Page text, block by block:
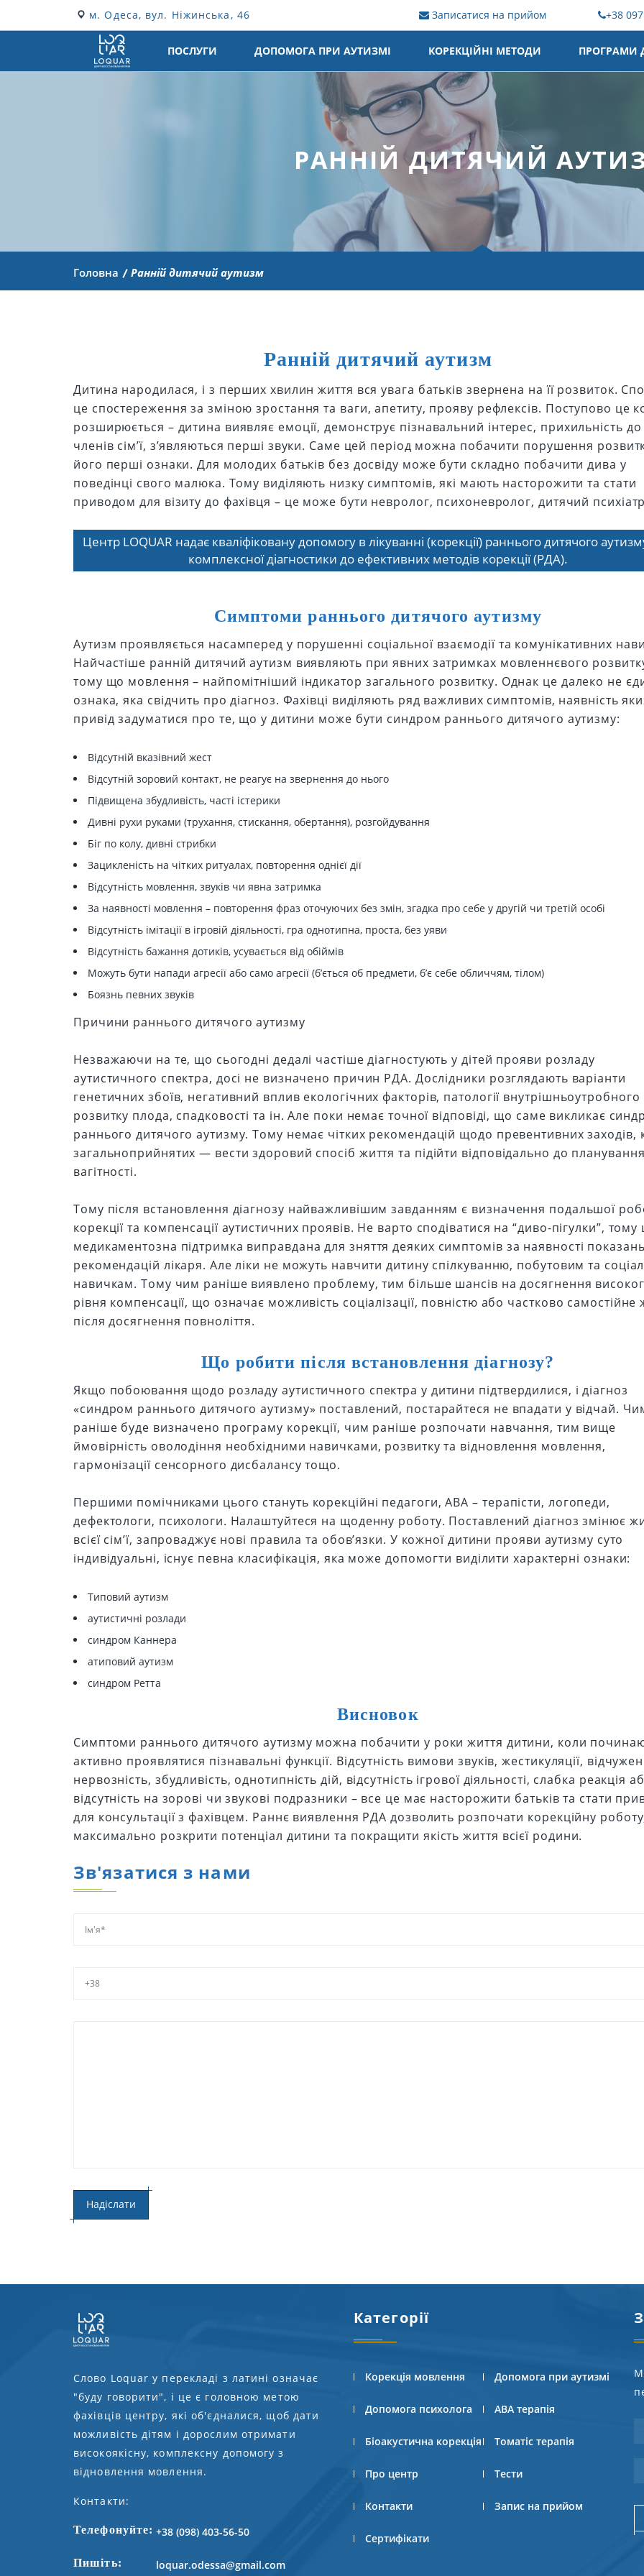
м. Одеса, вул. Ніжинська, 46 Записатися на прийом +38
ПОСЛУГИ ДОПОМОГА ПРИ АУТИЗМІ КОРЕКЦІЙНІ МЕТОДИ ПРОГРАМИ
РАННІЙ ДИТЯЧИЙ
Головна Ранній дитячий аутизм
Ранній дитячий аутизм
Дитина народилася, і з перших хвилин життя вся увага батьків звернена на її розвиток.
це спостереження за зміною зростання та ваги, апетиту, прояву рефлексів. Поступово це
розширюється – дитина виявляє емоції, демонструє пізнавальний інтерес, прихильність до
членів сім’ї, з’являються перші звуки. Саме цей період можна побачити порушення
його перші ознаки. Для молодих батьків без досвіду може бути складно побачити дива у
поведінці свого малюка. Тому виділяють низку симптомів, які мають насторожити та стати
приводом для візиту до фахівця – це може бути невролог, психоневролог, дитячий
Центр LOQUAR надає кваліфіковану допомогу в лікуванні (корекції) раннього дитячого
комплексної діагностики до ефективних методів корекції (РДА).
Симптоми раннього дитячого аутизму
Аутизм проявляється насамперед у порушенні соціальної взаємодії та комунікативних
Найчастіше ранній дитячий аутизм виявляють при явних затримках мовленнєвого
тому що мовлення – найпомітніший індикатор загального розвитку. Однак це далеко не
ознака, яка свідчить про діагноз. Фахівці виділяють ряд важливих симптомів, наявність
привід задуматися про те, що у дитини може бути синдром раннього дитячого аутизму:
Відсутній вказівний жест
Відсутній зоровий контакт, не реагує на звернення до нього
Підвищена збудливість, часті істерики
Дивні рухи руками (трухання, стискання, обертання), розгойдування
Біг по колу, дивні стрибки
Зацикленість на чітких ритуалах, повторення однієї дії
Відсутність мовлення, звуків чи явна затримка
За наявності мовлення – повторення фраз оточуючих без змін, згадка про себе у другій чи третій особі
Відсутність імітації в ігровій діяльності, гра однотипна, проста, без уяви
Відсутність бажання дотиків, усувається від обіймів
Можуть бути напади агресії або само агресії (б’ється об предмети, б’є себе обличчям, тілом)
Боязнь певних звуків
Причини раннього дитячого аутизму
Незважаючи на те, що сьогодні дедалі частіше діагностують у дітей прояви розладу
аутистичного спектра, досі не визначено причин РДА. Дослідники розглядають варіанти
генетичних збоїв, негативний вплив екологічних факторів, патології внутрішньоутробного
розвитку плода, спадковості та ін. Але поки немає точної відповіді, що саме викликає
раннього дитячого аутизму. Тому немає чітких рекомендацій щодо превентивних заходів,
загальноприйнятих — вести здоровий спосіб життя та підійти відповідально до планування
вагітності.
Тому після встановлення діагнозу найважливішим завданням є визначення подальшої
корекції та компенсації аутистичних проявів. Не варто сподіватися на “диво-пігулки”,
медикаментозна підтримка виправдана для зняття деяких симптомів за наявності
рекомендацій лікаря. Але ліки не можуть навчити дитину спілкуванню, побутовим та
навичкам. Тому чим раніше виявлено проблему, тим більше шансів на досягнення
рівня компенсації, що означає можливість соціалізації, повністю або частково самостійне
після досягнення повноліття.
Що робити після встановлення діагнозу?
Якщо побоювання щодо розладу аутистичного спектра у дитини підтвердилися, і діагноз
«синдром раннього дитячого аутизму» поставлений, постарайтеся не впадати у відчай.
раніше буде визначено програму корекції, чим раніше розпочати навчання, тим вище
ймовірність оволодіння необхідними навичками, розвитку та відновлення мовлення,
гармонізації сенсорного дисбалансу тощо.
Першими помічниками цього стануть корекційні педагоги, АВА – терапісти, логопеди,
дефектологи, психологи. Налаштуйтеся на щоденну роботу. Поставлений діагноз змінює
всієї сім’ї, запроваджує нові правила та обов’язки. У кожної дитини прояви аутизму суто
індивідуальні, існує певна класифікація, яка може допомогти виділити характерні ознаки:
Типовий аутизм
аутистичні розлади
синдром Каннера
атиповий аутизм
синдром Ретта
Висновок
Симптоми раннього дитячого аутизму можна побачити у роки життя дитини, коли
активно проявлятися пізнавальні функції. Відсутність вимови звуків, жестикуляції,
нервозність, збудливість, однотипність дій, відсутність ігрової діяльності, слабка реакція
відсутність на зорові чи звукові подразники – все це має насторожити батьків та стати
для консультації з фахівцем. Раннє виявлення РДА дозволить розпочати корекційну
максимально розкрити потенціал дитини та покращити якість життя всієї родини.
Зв'язатися з нами
Слово Loquar у перекладі з латині означає
"буду говорити", і це є головною метою
фахівців центру, які об'єдналися, щоб дати
можливість дітям і дорослим отримати
високоякісну, комплексну допомогу з
відновлення мовлення.
Контакти:
Телефонуйте: +38 (098) 403-56-50
Пишіть: loquar.odessa@gmail.com
Категорії
Корекція мовлення Допомога при аутизмі
Допомога психолога АВА терапія
Біоакустична корекція Томатіс терапія
Про центр Тести
Контакти Запис на прийом
Сертифікати